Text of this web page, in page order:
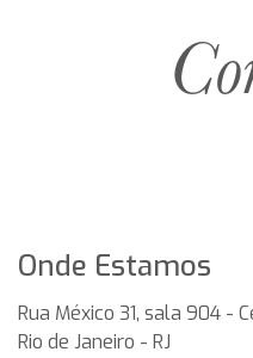
Onde Estamos
Rua México 31, sala 904 -
Rio de Janeiro - RJ